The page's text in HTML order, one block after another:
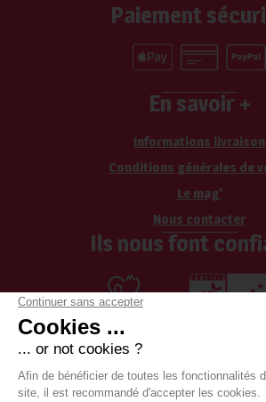
Paiement
En savoir +
Informations livraison
Conditions générales de
Le mag'
Nous contacter
Ils nous font